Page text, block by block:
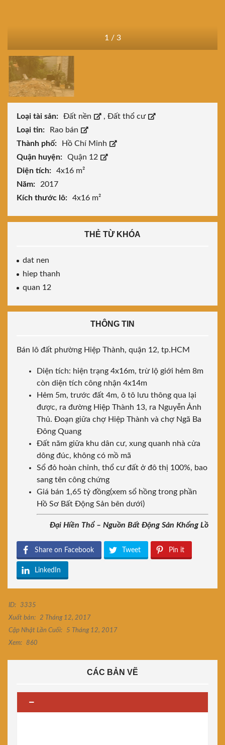
1 / 3
Loại tài sản: Đất nền , Đất thổ cư
Loại tin:
Rao bán
Thành phố:
Hồ Chí Minh
Quận huyện:
Quận 12
Diện tích:
4x16 m²
Năm:
2017
Kích thước lô:
4x16 m²
THẺ TỪ KHÓA
dat nen
hiep thanh
quan 12
THÔNG TIN
Bán lô đất phường Hiệp Thành, quận 12, tp.HCM
Diện tích: hiện trạng 4x16m, trừ lộ giới hẻm 8m
còn diện tích công nhận 4x14m
Hẻm 5m, trước đất 4m, ô tô lưu thông qua lại
được, ra đường Hiệp Thành 13, ra Nguyễn Ảnh
Thủ. Đoạn giữa chợ Hiệp Thành và chợ Ngã Ba
Đông Quang
Đất năm giữa khu dân cư, xung quanh nhà cửa
dông đúc, không có mồ mã
Sổ đỏ hoàn chỉnh, thổ cư đất ở đô thị 100%, bao
sang tên công chứng
Giá bán 1,65 tỷ đồng(xem sổ hồng trong phần
Hồ Sơ Bất Động Sản bên dưới)
Đại Hiền Thổ – Nguồn Bất Động Sản Khổng Lồ
Share on Facebook Tweet Pin it
LinkedIn
ID:
3335
Xuất bản:
2 Tháng 12, 2017
Cập Nhật Lần Cuối:
5 Tháng 12, 2017
Xem:
860
CÁC BẢN VẼ